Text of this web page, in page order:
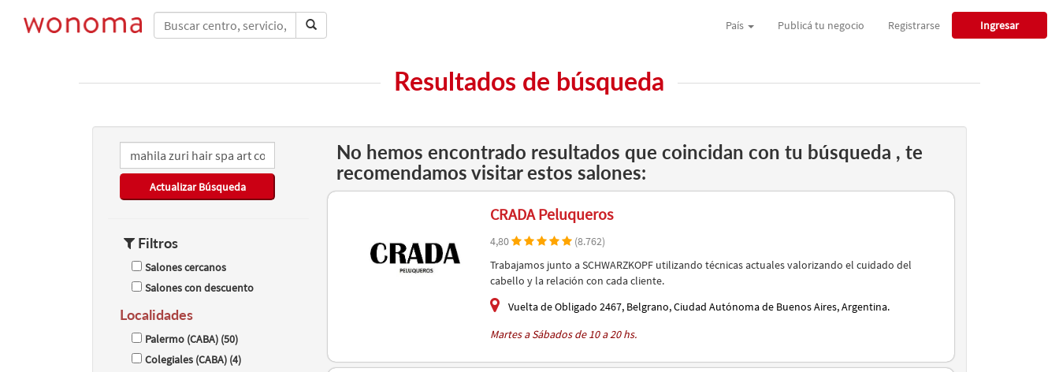
País Publicá tu negocio Registrarse Ingresar
Resultados de búsqueda
Actualizar Búsqueda
Filtros
Salones cercanos
Salones con descuento
Localidades
Palermo (CABA) (50)
Colegiales (CABA) (4)
No hemos encontrado resultados que coincidan con tu búsqueda , te
recomendamos visitar estos salones:
CRADA Peluqueros
4,80
(8.762)
Trabajamos junto a SCHWARZKOPF utilizando técnicas actuales valorizando el cuidado del
cabello y la relación con cada cliente.
Vuelta de Obligado 2467, Belgrano, Ciudad Autónoma de Buenos Aires, Argentina.
Martes a Sábados de 10 a 20 hs.